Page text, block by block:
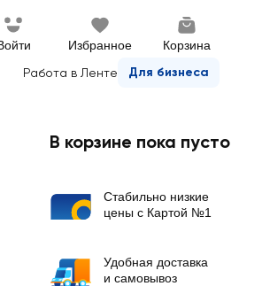
Избранное Корзина
Работа в Ленте Для бизнеса
В корзине пока пусто
Стабильно низкие
цены с Картой №1
Удобная доставка
и самовывоз